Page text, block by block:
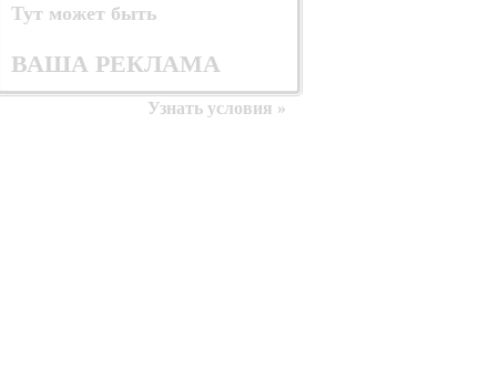
Тут может быть
ВАША РЕКЛАМА
Узнать условия »